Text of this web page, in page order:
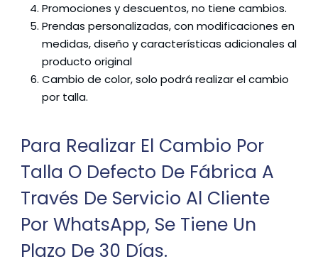
Promociones y descuentos, no tiene cambios.
Prendas personalizadas, con modificaciones en
medidas, diseño y características adicionales al
producto original
Cambio de color, solo podrá realizar el cambio
por talla.
Para Realizar El Cambio Por
Talla O Defecto De Fábrica A
Través De Servicio Al Cliente
Por WhatsApp, Se Tiene Un
Plazo De 30 Días.